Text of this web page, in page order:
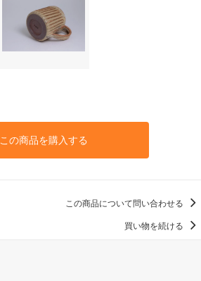
この商品を購入する
この商品について問い合わせる
買い物を続ける